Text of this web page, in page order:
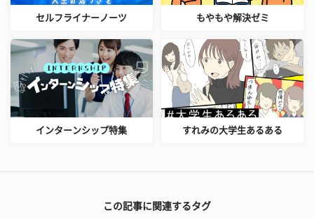
セルフライナーノーツ もやもや解決ゼミ
インターンシップ特集 すれみの大学生あるある
この記事に関連するタグ